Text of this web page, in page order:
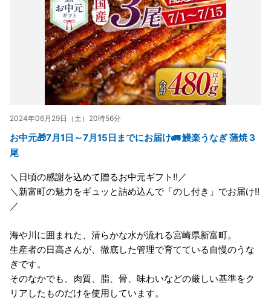
2024年06月29日（土）20時56分
お中元🎁7月1日～7月15日までにお届け🚛 鰻楽うなぎ 蒲焼 3
尾
＼日頃の感謝を込めて贈るお中元ギフト!!／
＼新富町の魅力をギュッと詰め込んで「のし付き」でお届け!!
／
海や川に囲まれた、清らかな水が流れる宮崎県新富町。
生産者の日高さんが、徹底した管理で育てている自慢のうな
ぎです。
そのなかでも、肉質、脂、骨、味わいなどの厳しい基準をク
リアしたものだけを使用しています。